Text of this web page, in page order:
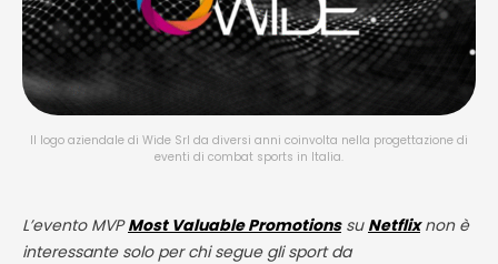
Il logo aziendale di Wide Srl da diversi anni coinvolta nella progettazione di
eventi di combat sports in Italia.
L’evento MVPMost Valuable Promotionssu Netflixnon è
interessante solo per chi segue gli sport da